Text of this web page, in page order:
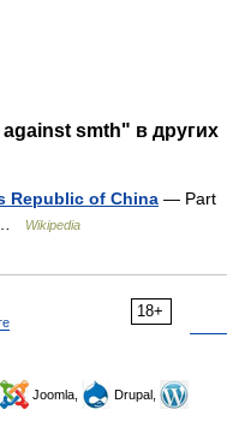
smth" в других
Republic of China — Part
…
Wikipedia
18+
Joomla,
Drupal,